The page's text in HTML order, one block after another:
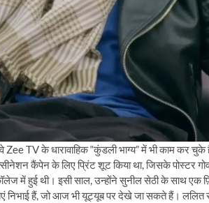
Zee TV के धारावाहिक “कुंडली भाग्य” में भी काम कर
कैंपेन के लिए प्रिंट शूट किया था, जिसके पोस्टर
में हुई थी। इसी साल, उन्होंने सुनील सेठी के साथ एक
निभाई हैं, जो आज भी यूट्यूब पर देखे जा सकते हैं। ललित